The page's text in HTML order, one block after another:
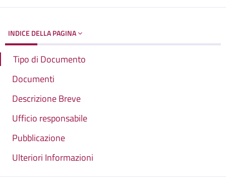
INDICE DELLA PAGINA
Tipo di Documento
Documenti
Descrizione Breve
Ufficio responsabile
Pubblicazione
Ulteriori Informazioni